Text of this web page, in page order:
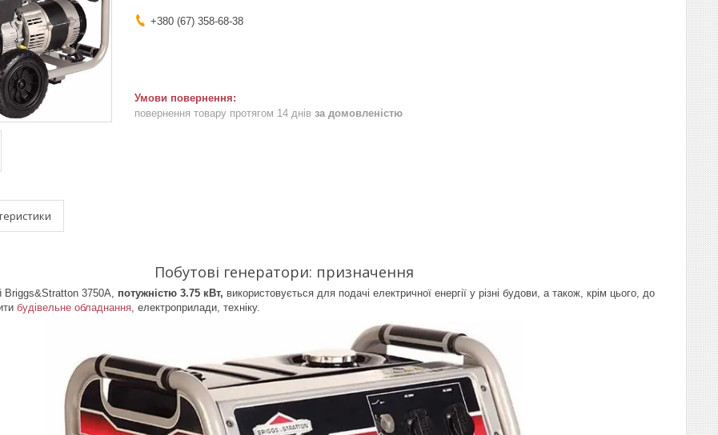
+380 (67) 358-68-38
повернення товару протягом 14 днів за домовленістю
Побутові генератори: призначення
Briggs&Stratton 3750A, потужністю 3.75 кВт, використовується для подачі електричної енергії у різні будови, а також, крім цього, до
будівельне обладнання, електроприлади, техніку.